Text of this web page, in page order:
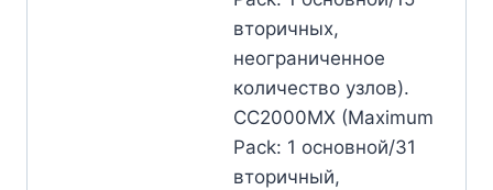
вторичных,
неограниченное
количество узлов).
CC2000MX (Maximum
Pack: 1 основной/31
вторичный,